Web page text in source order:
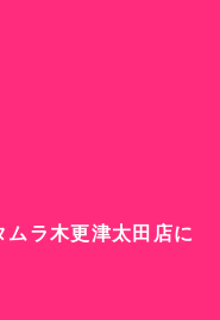
ラ木更津太田店に